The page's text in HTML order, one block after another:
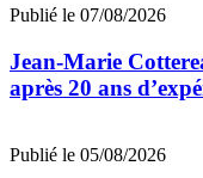
Publié le 07/08/2026
Jean‑Marie
après 20 ans
Publié le 05/08/2026